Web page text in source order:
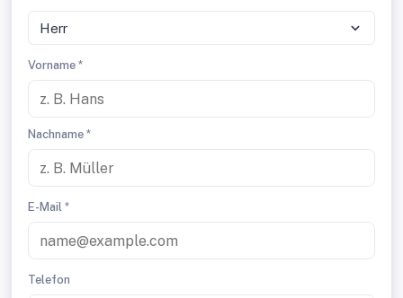
Herr
Vorname *
Nachname *
E-Mail *
Telefon